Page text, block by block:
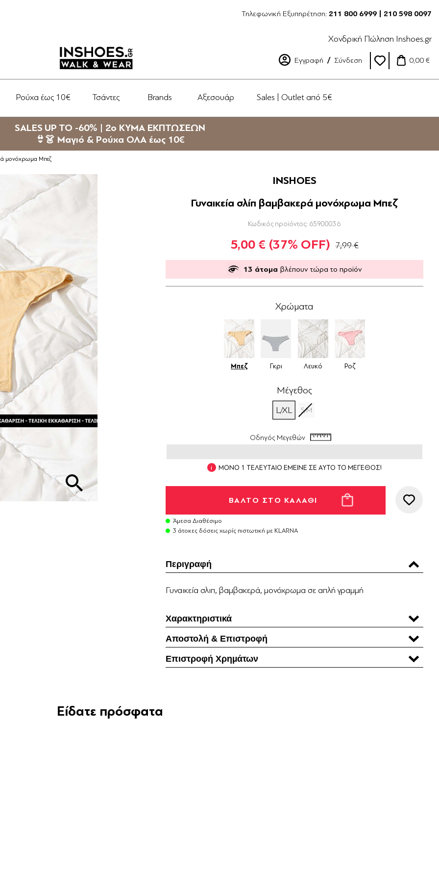
Τηλεφωνική Εξυπηρέτηση: 211 800 6999 | 210 598 0097
Χονδρική Πώληση Inshoes.gr
Εγγραφή Σύνδεση 0,00 €
Ρούχα έως 10€ Τσάντες Brands Αξεσουάρ Sales | Outlet από 5€
SALES UP TO -60% | 2ο ΚΥΜΑ ΕΚΠΤΩΣΕΩΝ
👙👗 Μαγιό & Ρούχα ΟΛΑ έως 10€
μονόχρωμα Μπεζ
INSHOES
Γυναικεία σλίπ βαμβακερά μονόχρωμα Μπεζ
Κωδικός προϊόντος: 65900036
5,00 € (37% OFF) 7,99 €
13 άτομα βλέπουν τώρα το προϊόν
Χρώματα
Μπεζ Γκρι Λευκό Ροζ
Μέγεθος
L/XL S/M
Οδηγός Μεγεθών
ΜΟΝΟ 1 ΤΕΛΕΥΤΑΙΟ ΕΜΕΙΝΕ ΣΕ ΑΥΤΟ ΤΟ ΜΕΓΕΘΟΣ!
Άμεσα Διαθέσιμο
3 άτοκες δόσεις χωρίς πιστωτική με KLARNA
Περιγραφή
Γυναικεία σλιπ, βαμβακερά, μονόχρωμα σε απλή γραμμή
Χαρακτηριστικά
Αποστολή & Επιστροφή
Επιστροφή Χρηµάτων
Είδατε πρόσφατα